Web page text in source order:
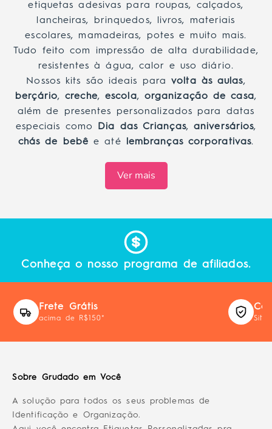
etiquetas adesivas para roupas, calçados,
lancheiras, brinquedos, livros, materiais
escolares, mamadeiras, potes e muito mais.
Tudo feito com impressão de alta durabilidade,
resistentes à água, calor e uso diário.
Nossos kits são ideais paravolta às aulas,
berçário,creche, escola, organização de casa,
além de presentes personalizados para datas
especiais como Dia das Crianças, aniversários,
chás de bebê e até lembranças corporativas.
Ver mais
Conheça o nosso programa de afiliados.
Frete Grátis
acima de R$150* Site
Sobre Grudado em Você
A solução para todos os seus problemas de
Identificação e Organização.